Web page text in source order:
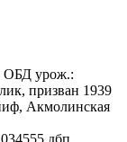
ОБД урож.:
призван 1939
Акмолинская
034555 дбп